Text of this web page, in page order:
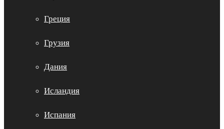
Греция
Грузия
Дания
Исландия
Испания